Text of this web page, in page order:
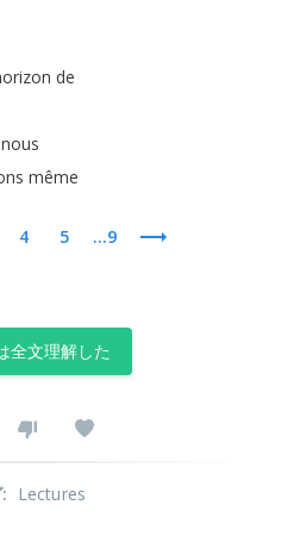
de
nous
même
4 5 ...9
全文理解した
: Lectures